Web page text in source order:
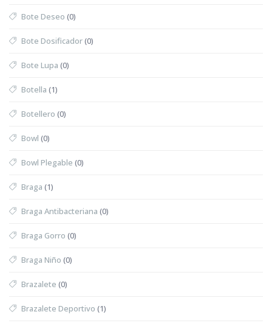
Bote Deseo (0)
Bote Dosificador(0)
Bote Lupa (0)
Botella (1)
Botellero (0)
Bowl (0)
Bowl Plegable (0)
Braga (1)
Braga Antibacteriana (0)
Braga Gorro (0)
Braga Niño (0)
Brazalete (0)
Brazalete Deportivo (1)